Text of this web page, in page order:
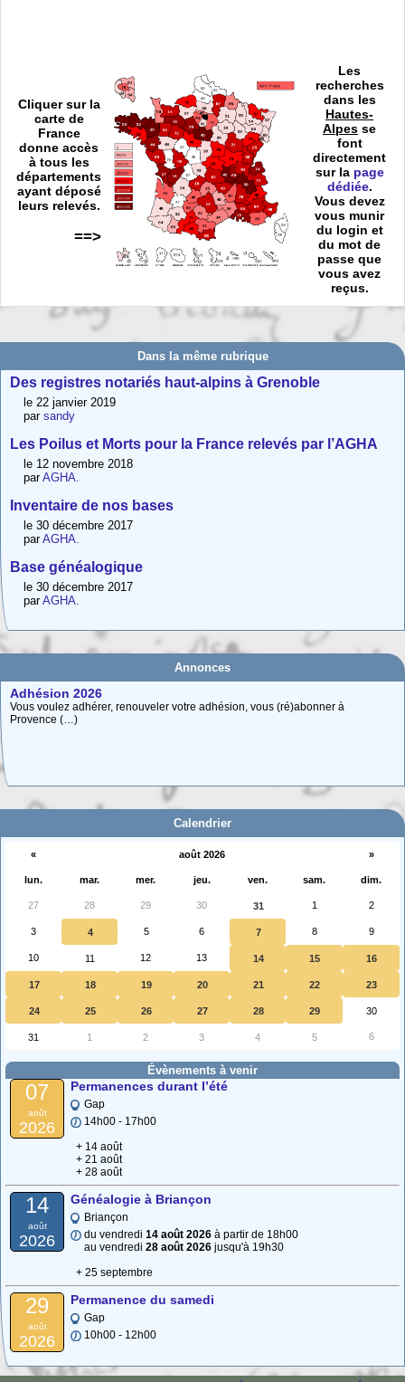
Cliquer sur la
carte de
France
donne accès
à tous les
départements
ayant déposé
leurs relevés.
==>
Les
recherches
dans les
Hautes-
Alpes se
font
directement
sur la page
dédiée.
Vous devez
vous munir
du login et
du mot de
passe que
vous avez
reçus.
Dans la même rubrique
Des registres notariés haut-alpins à Grenoble
le 22 janvier 2019
par sandy
Les Poilus et Morts pour la France relevés par l’AGHA
le 12 novembre 2018
parAGHA.
Inventaire de nos bases
le 30 décembre 2017
parAGHA.
Base généalogique
le 30 décembre 2017
parAGHA.
Annonces
Adhésion 2026
Vous voulez adhérer, renouveler votre adhésion, vous (ré)abonner à
Provence (…)
Carte interactive des Hautes-Alpes
La carte interactive ci-dessous permet de situer facilement une commune
des (…)
Calendrier
« août 2026 »
lun. mar. mer. jeu. ven. sam. dim.
27 28 29 30 31 1 2
3 4 5 6 7 8 9
10 11 12 13 14 15 16
17 18 19 20 21 22 23
24 25 26 27 28 29 30
31 1 2 3 4 5 6
Évènements à venir
07
août
2026
Permanences durant l’été
Gap
14h00 - 17h00
+ 14 août
+ 21 août
+ 28 août
14
août
2026
Généalogie à Briançon
Briançon
du vendredi 14 août 2026 à partir de 18h00
au vendredi 28 août 2026 jusqu'à 19h30
+ 25 septembre
29
août
2026
Permanence du samedi
Gap
10h00 - 12h00